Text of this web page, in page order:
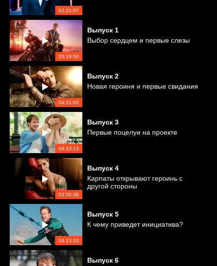
02:21:57
05:19:50
Выпуск 1
Выбор сердцем и первые слезы
04:31:03
Выпуск 2
Новая героиня и первые свидания
04:13:13
Выпуск 3
Первые поцелуи на проекте
03:50:39
Выпуск 4
Карпаты открывают героинь с
другой стороны
04:13:33
Выпуск 5
К чему приведет инициатива?
Выпуск 6